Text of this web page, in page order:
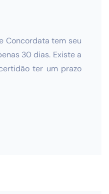
Concordata tem seu
30 dias. Existe a
ter um prazo